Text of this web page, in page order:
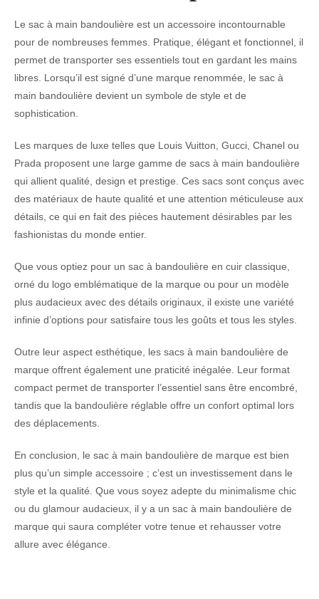
Le sac à main bandoulière est un accessoire incontournable
pour de nombreuses femmes. Pratique, élégant et fonctionnel, il
permet de transporter ses essentiels tout en gardant les mains
libres. Lorsqu’il est signé d’une marque renommée, le sac à
main bandoulière devient un symbole de style et de
sophistication.
Les marques de luxe telles que Louis Vuitton, Gucci, Chanel ou
Prada proposent une large gamme de sacs à main bandoulière
qui allient qualité, design et prestige. Ces sacs sont conçus avec
des matériaux de haute qualité et une attention méticuleuse aux
détails, ce qui en fait des pièces hautement désirables par les
fashionistas du monde entier.
Que vous optiez pour un sac à bandoulière en cuir classique,
orné du logo emblématique de la marque ou pour un modèle
plus audacieux avec des détails originaux, il existe une variété
infinie d’options pour satisfaire tous les goûts et tous les styles.
Outre leur aspect esthétique, les sacs à main bandoulière de
marque offrent également une praticité inégalée. Leur format
compact permet de transporter l’essentiel sans être encombré,
tandis que la bandoulière réglable offre un confort optimal lors
des déplacements.
En conclusion, le sac à main bandoulière de marque est bien
plus qu’un simple accessoire ; c’est un investissement dans le
style et la qualité. Que vous soyez adepte du minimalisme chic
ou du glamour audacieux, il y a un sac à main bandoulière de
marque qui saura compléter votre tenue et rehausser votre
allure avec élégance.